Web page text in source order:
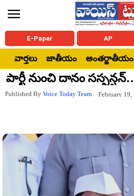
E-Paper AP
వార్తలు జాతీయం అంతర్జాతీయం
పార్టీ నుంచి దానం
Published By Voice Today Team February 19,